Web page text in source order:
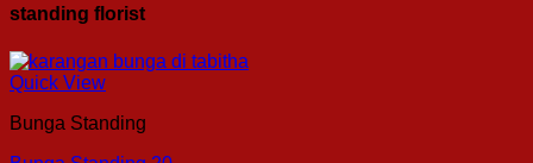
standing florist
Quick View
Bunga Standing